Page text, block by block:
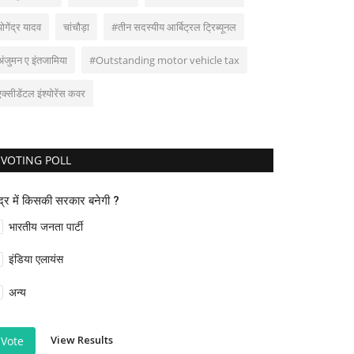
यादव चांचौड़ा #तीन सदस्यीय आर्बिट्रल ट्रिब्यूनल
ए इंतजामिया #Outstanding motor vehicle tax
इंश्योरेंस कवर
VOTING POLL
में किसकी सरकार बनेगी ?
भारतीय जनता पार्टी
इंडिया एलायंस
अन्य
Vote View Results